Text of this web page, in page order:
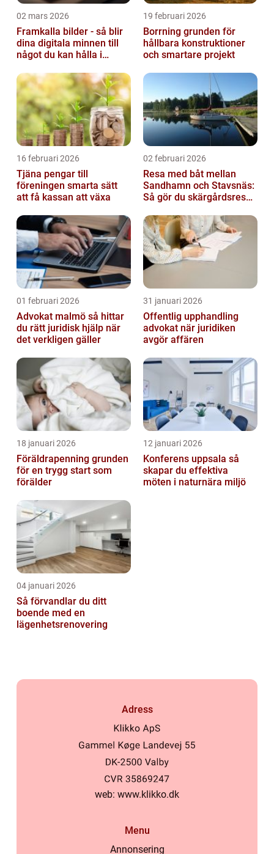
02 mars 2026
Framkalla bilder - så blir
dina digitala minnen till
något du kan hålla i
19 februari 2026
Borrning grunden för
hållbara konstruktioner
och smartare projekt
16 februari 2026
Tjäna pengar till
föreningen smarta sätt
att få kassan att växa
02 februari 2026
Resa med båt mellan
Sandhamn och Stavsnäs:
Så gör du skärgårdsresan
01 februari 2026
Advokat malmö så hittar
du rätt juridisk hjälp när
det verkligen gäller
31 januari 2026
Offentlig upphandling
advokat när juridiken
avgör affären
18 januari 2026
Föräldrapenning grunden
för en trygg start som
förälder
12 januari 2026
Konferens uppsala så
skapar du effektiva
möten i naturnära miljö
04 januari 2026
Så förvandlar du ditt
boende med en
lägenhetsrenovering
Adress
web: www.klikko.dk
Menu
Annonsering